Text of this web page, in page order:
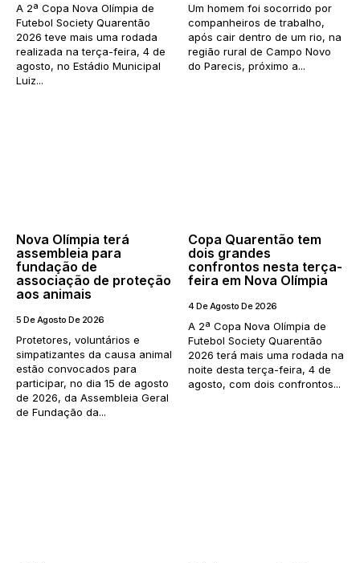
A 2ª Copa Nova Olímpia de
Futebol Society Quarentão
2026 teve mais uma rodada
realizada na terça-feira, 4 de
agosto, no Estádio Municipal
Luiz...
Um homem foi socorrido por
companheiros de trabalho,
após cair dentro de um rio, na
região rural de Campo Novo
do Parecis, próximo a...
Nova Olímpia terá
assembleia para
fundação de
associação de proteção
aos animais
5 De Agosto De 2026
Protetores, voluntários e
simpatizantes da causa animal
estão convocados para
participar, no dia 15 de agosto
de 2026, da Assembleia Geral
de Fundação da...
Copa Quarentão tem
dois grandes
confrontos nesta terça-
feira em Nova Olímpia
4 De Agosto De 2026
A 2ª Copa Nova Olímpia de
Futebol Society Quarentão
2026 terá mais uma rodada na
noite desta terça-feira, 4 de
agosto, com dois confrontos...